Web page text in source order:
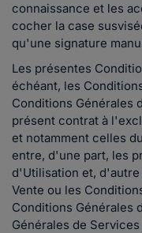
connaissance et les
cocher la case
qu'une signature
Les présentes
échéant, les
Conditions Générales
présent contrat à
et notamment celles
entre, d'une part, les
d'Utilisation et,
Vente ou les
Conditions Générales
Générales de